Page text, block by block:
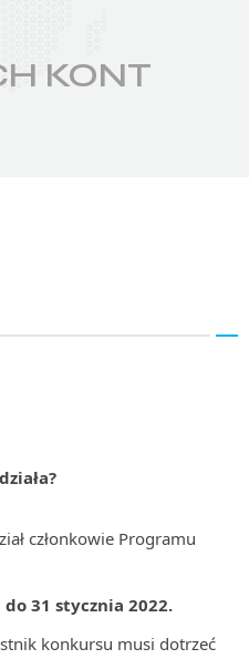
KONT
członkowie Programu
do 31 stycznia 2022.
konkursu musi dotrzeć